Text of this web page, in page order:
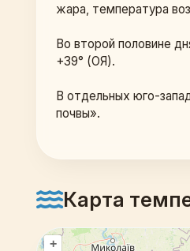
жара, температура
Во второй половине
+39° (ОЯ).
В отдельных юго-
почвы».
Карта
+